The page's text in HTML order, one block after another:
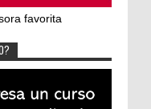
favorita